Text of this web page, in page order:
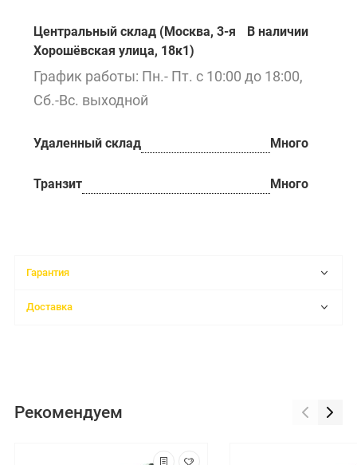
Центральный склад (Москва, 3-я
Хорошёвская улица, 18к1)
В наличии
График работы: Пн.- Пт. с 10:00 до 18:00,
Сб.-Вс. выходной
Удаленный склад Много
Транзит Много
Гарантия
Доставка
Рекомендуем